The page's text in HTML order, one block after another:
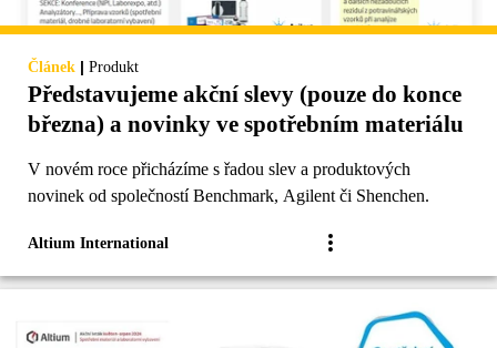
Článek | Produkt
Představujeme akční slevy (pouze do konce
března) a novinky ve spotřebním materiálu
V novém roce přicházíme s řadou slev a produktových
novinek od společností Benchmark, Agilent či Shenchen.
Altium International